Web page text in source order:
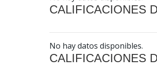
CALIFICACIONES
No hay datos disponibles.
CALIFICACIONES